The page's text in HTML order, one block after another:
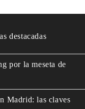
destacadas
por la meseta de
Madrid: las claves